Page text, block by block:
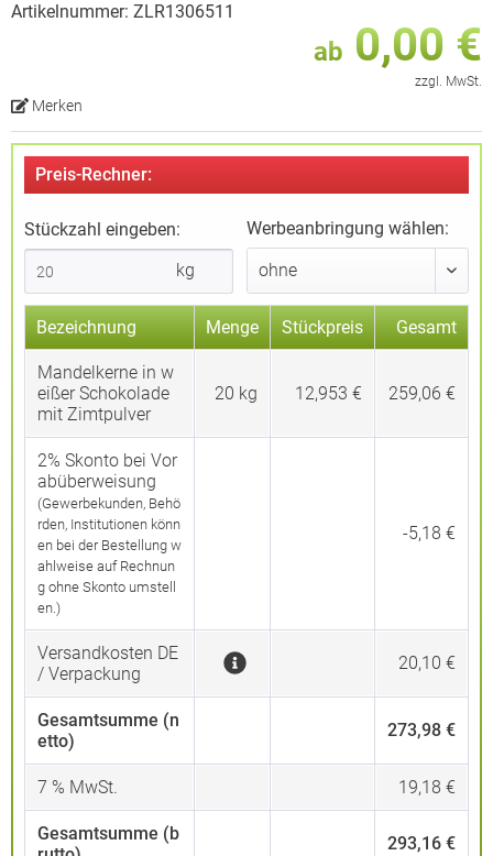
Artikelnummer: ZLR1306511
ab 0,00 €
zzgl. MwSt.
Merken
Preis-Rechner:
Stückzahl eingeben:
kg
Werbeanbringung wählen:
Bezeichnung Menge Stückpreis Gesamt
Mandelkerne in w
eißer Schokolade
mit Zimtpulver
20 kg 12,953 € 259,06 €
2% Skonto bei Vor
abüberweisung
(Gewerbekunden, Behö
rden, Institutionen könn
en bei der Bestellung w
ahlweise auf Rechnun
g ohne Skonto umstell
en.)
-5,18 €
Versandkosten DE
/ Verpackung
20,10 €
Gesamtsumme (n
etto)
273,98 €
7 % MwSt. 19,18 €
Gesamtsumme (b
293,16 €